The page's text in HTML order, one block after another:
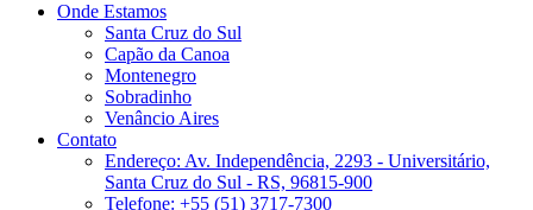
Onde Estamos
Santa Cruz do Sul
Capão da Canoa
Montenegro
Sobradinho
Venâncio Aires
Contato
Endereço: Av. Independência, 2293 - Universitário,
Santa Cruz do Sul - RS, 96815-900
Telefone: +55 (51) 3717-7300